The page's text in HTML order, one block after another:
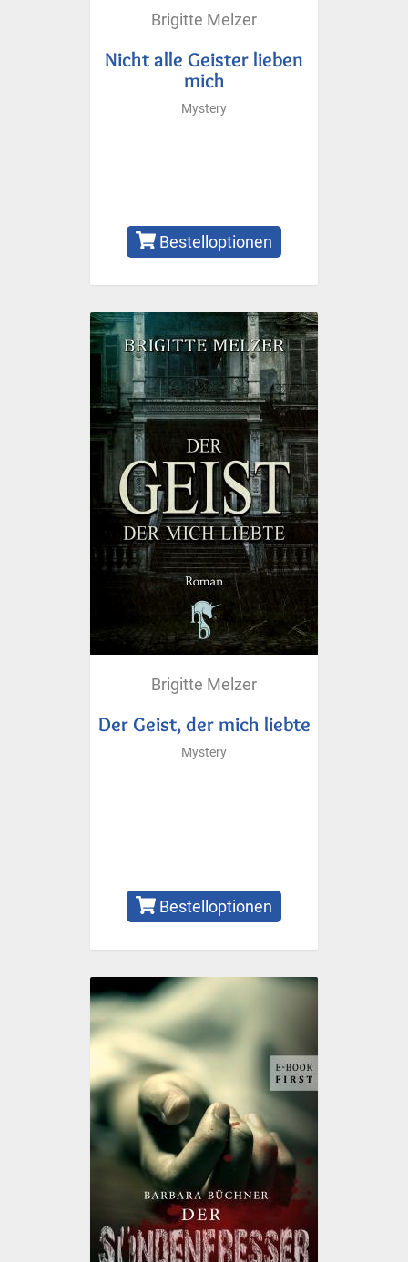
Brigitte Melzer
Nicht alle Geister lieben
mich
Mystery
Bestelloptionen
Brigitte Melzer
Der Geist, der mich liebte
Mystery
Bestelloptionen